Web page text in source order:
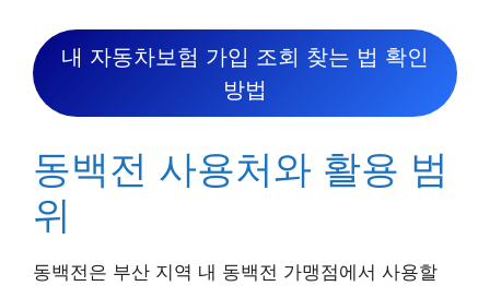
내 자동차보험 가입 조회 찾는 법 확인
방법
동백전 사용처와 활용 범
위
동백전은 부산 지역 내 동백전 가맹점에서 사용할